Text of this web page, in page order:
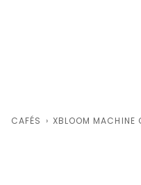
CAFÉS › XBLOOM MACHINE